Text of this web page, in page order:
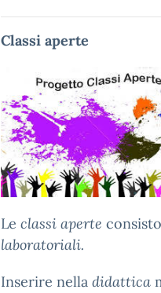
Classi aperte
Le classi aperte
laboratoriali.
Inserire nella didattica